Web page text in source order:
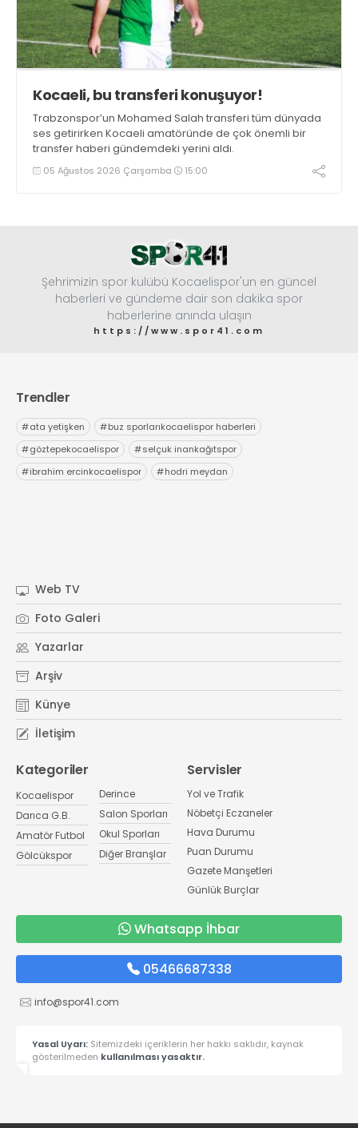
Kocaeli, bu transferi konuşuyor!
Trabzonspor’un Mohamed Salah transferi tüm dünyada
ses getirirken Kocaeli amatöründe de çok önemli bir
transfer haberi gündemdeki yerini aldı.
05 Ağustos 2026 Çarşamba 15:00
Şehrimizin spor kulübü Kocaelispor'un en güncel
haberleri ve gündeme dair son dakika spor
haberlerine anında ulaşın
https://www.spor41.com
Trendler
#ata yetişken #buz sporlarıkocaelispor haberleri
#göztepekocaelispor #selçuk inankağıtspor
#ibrahim ercinkocaelispor #hodri meydan
Web TV
Foto Galeri
Yazarlar
Arşiv
Künye
İletişim
Kategoriler
Kocaelispor
Darıca G.B.
Amatör Futbol
Gölcükspor
Derince
Salon Sporları
Okul Sporları
Diğer Branşlar
Servisler
Yol ve Trafik
Nöbetçi Eczaneler
Hava Durumu
Puan Durumu
Gazete Manşetleri
Günlük Burçlar
Whatsapp İhbar
05466687338
info@spor41.com
Yasal Uyarı: Sitemizdeki içeriklerin her hakkı saklıdır, kaynak
gösterilmeden kullanılması yasaktır.